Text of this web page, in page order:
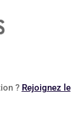
? Rejoignez le